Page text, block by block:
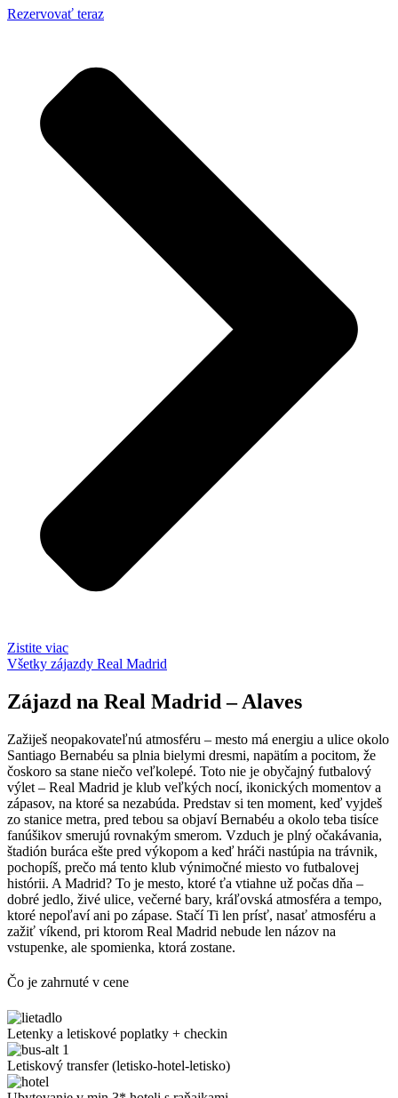
Rezervovať teraz
Zistite viac
Všetky zájazdy Real Madrid
Zájazd na Real Madrid – Alaves
Zažiješ neopakovateľnú atmosféru – mesto má energiu a ulice okolo
Santiago Bernabéu sa plnia bielymi dresmi, napätím a pocitom, že
čoskoro sa stane niečo veľkolepé. Toto nie je obyčajný futbalový
výlet – Real Madrid je klub veľkých nocí, ikonických momentov a
zápasov, na ktoré sa nezabúda. Predstav si ten moment, keď vyjdeš
zo stanice metra, pred tebou sa objaví Bernabéu a okolo teba tisíce
fanúšikov smerujú rovnakým smerom. Vzduch je plný očakávania,
štadión buráca ešte pred výkopom a keď hráči nastúpia na trávnik,
pochopíš, prečo má tento klub výnimočné miesto vo futbalovej
histórii. A Madrid? To je mesto, ktoré ťa vtiahne už počas dňa –
dobré jedlo, živé ulice, večerné bary, kráľovská atmosféra a tempo,
ktoré nepoľaví ani po zápase. Stačí Ti len prísť, nasať atmosféru a
zažiť víkend, pri ktorom Real Madrid nebude len názov na
vstupenke, ale spomienka, ktorá zostane.
Čo je zahrnuté v cene
Letenky a letiskové poplatky + checkin
Letiskový transfer (letisko-hotel-letisko)